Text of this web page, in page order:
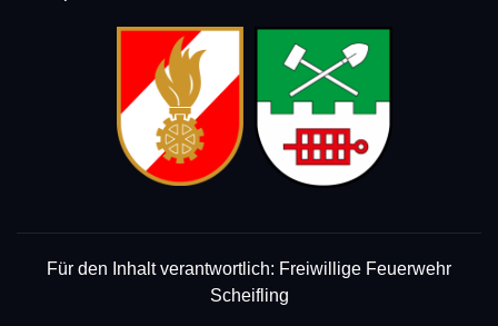
Für den Inhalt verantwortlich: Freiwillige Feuerwehr
Scheifling